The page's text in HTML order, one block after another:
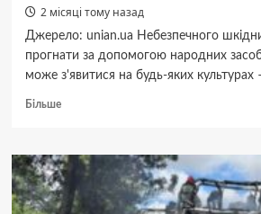
2 місяці тому назад
Джерело: unian.ua Небезпечного
прогнати за допомогою народних
може з'явитися на будь-яких культурах
БільшеДокладніше
швидко
позбутися
павутинного
кліща: